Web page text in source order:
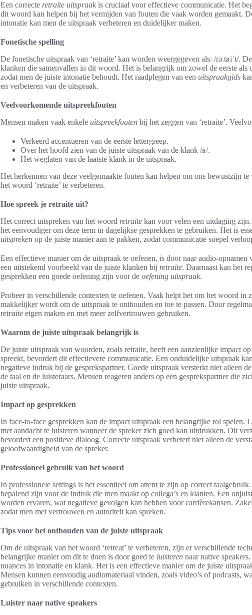
Een correcte retraite uitspraak is cruciaal voor effectieve communicatie. Het
dit woord kan helpen bij het vermijden van fouten die vaak worden gemaakt.
intonatie kan men de uitspraak verbeteren en duidelijker maken.
Fonetische spelling
De fonetische uitspraak van ‘retraite’ kan worden weergegeven als: /rə.tʁiˈt/.
klanken die samenvallen in dit woord. Het is belangrijk om zowel de eerste als
zodat men de juiste intonatie behoudt. Het raadplegen van een uitspraakgids
en verbeteren van de uitspraak.
Veelvoorkomende uitspreekfouten
Mensen maken vaak enkele uitspreekfouten bij het zeggen van ‘retraite’.
Verkeerd accentueren van de eerste lettergreep.
Over het hoofd zien van de juiste uitspraak van de klank /ʁ/.
Het weglaten van de laatste klank in de uitspraak.
Het herkennen van deze veelgemaakte fouten kan helpen om ons bewustzijn
het woord ‘retraite’ te verbeteren.
Hoe spreek je retraite uit?
Het correct uitspreken van het woord retraite kan voor velen een uitdaging
het eenvoudiger om deze term in dagelijkse gesprekken te gebruiken. Het is
uitspreken op de juiste manier aan te pakken, zodat communicatie soepel
Een effectieve manier om de uitspraak te oefenen, is door naar audio-
een uitstekend voorbeeld van de juiste klanken bij retraite. Daarnaast kan het
gesprekken een goede oefening zijn voor de oefening uitspraak.
Probeer in verschillende contexten te oefenen. Vaak helpt het om het woord in
makkelijker wordt om de uitspraak te onthouden en toe te passen. Door
retraite eigen maken en met meer zelfvertrouwen gebruiken.
Waarom de juiste uitspraak belangrijk is
De juiste uitspraak van woorden, zoals retraite, heeft een aanzienlijke impact
spreekt, bevordert dit effectievere communicatie. Een onduidelijke uitspraak
negatieve indruk bij de gesprekspartner. Goede uitspraak versterkt niet alleen
de taal en de luisteraars. Mensen reageren anders op een gesprekspartner die
juiste uitspraak.
Impact op gesprekken
In face-to-face gesprekken kan de impact uitspraak een belangrijke rol spelen.
met aandacht te luisteren wanneer de spreker zich goed kan uitdrukken. Dit
bevordert een positieve dialoog. Correcte uitspraak verbetert niet alleen de
geloofwaardigheid van de spreker.
Professioneel gebruik van het woord
In professionele settings is het essentieel om attent te zijn op correct
bepalend zijn voor de indruk die men maakt op collega’s en klanten. Een
worden ervaren, wat negatieve gevolgen kan hebben voor carrièrekansen.
zodat men met vertrouwen en autoriteit kan spreken.
Tips voor het onthouden van de juiste uitspraak
Om de uitspraak van het woord ‘retreat’ te verbeteren, zijn er verschillende
belangrijke manier om dit te doen is door goed te luisteren naar native
nuances in intonatie en klank. Het is een effectieve manier om de juiste
Mensen kunnen eenvoudig audiomateriaal vinden, zoals video’s of podcasts,
gebruiken in verschillende contexten.
Luister naar native speakers